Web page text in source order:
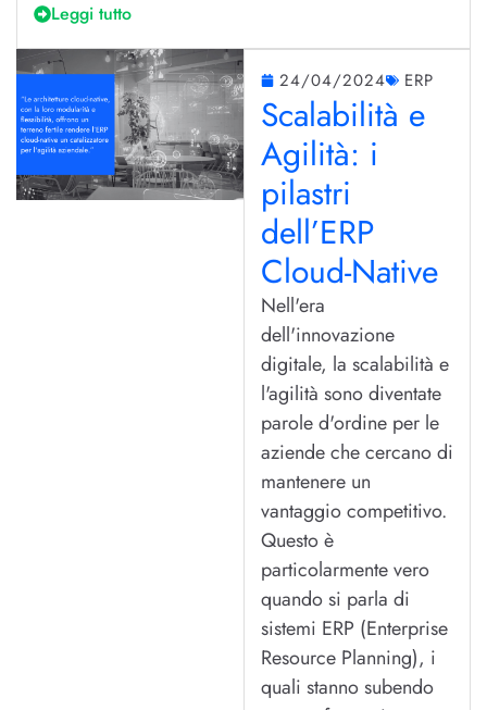
Leggi tutto
24/04/2024 ERP
Scalabilità e
Agilità: i
pilastri
dell’ERP
Cloud-Native
Nell'era
dell'innovazione
digitale, la scalabilità e
l'agilità sono diventate
parole d'ordine per le
aziende che cercano di
mantenere un
vantaggio competitivo.
Questo è
particolarmente vero
quando si parla di
sistemi ERP (Enterprise
Resource Planning), i
quali stanno subendo